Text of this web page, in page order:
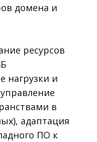
домена и
ресурсов
нагрузки и
в
адаптация
ПО к